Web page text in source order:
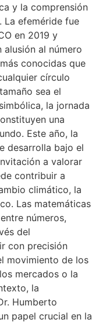
y la comprensión
La efeméride fue
en 2019 y
alusión al número
conocidas que
círculo
sea el
la jornada
una
Este año, la
desarrolla bajo el
a valorar
contribuir a
climático, la
Las matemáticas
números,
del
con precisión
movimiento de los
mercados o la
la
Humberto
papel crucial en la